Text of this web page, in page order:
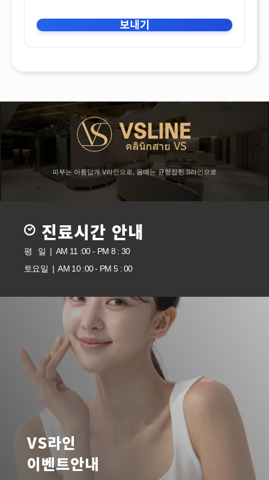
보내기
피부는 아름답게 V라인으로, 몸매는 균형잡힌 S라인으로
진료시간 안내
평 일 | AM 11 :00 - PM 8 : 30
토요일 | AM 10 :00 - PM 5 : 00
VS라인
이벤트안내